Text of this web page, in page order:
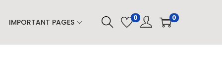
IMPORTANT PAGES 0 0